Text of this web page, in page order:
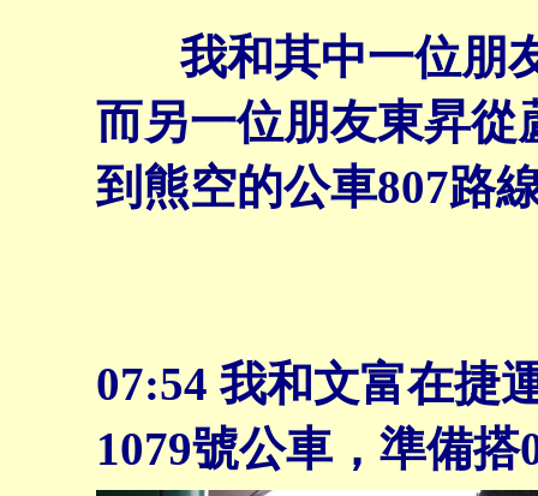
我和其中一位朋
而另一位朋友東昇從
到熊空的公車807路
07:54 我和文富在捷
1079號公車，準備